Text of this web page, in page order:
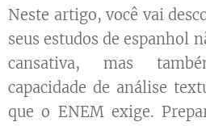
Neste artigo, você vai
seus estudos de espanhol
cansativa, mas
capacidade de análise
que o ENEM exige.